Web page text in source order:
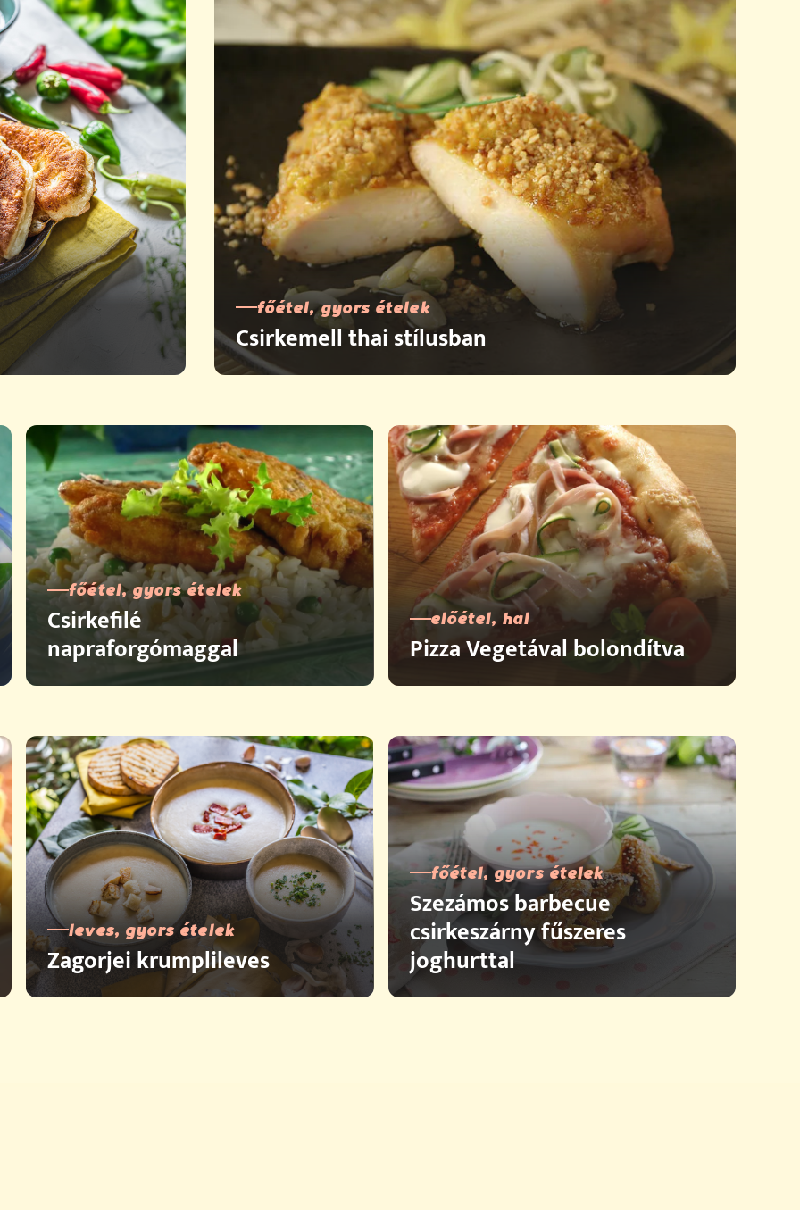
főétel, gyors ételek
Csirkemell thai stílusban
főétel, gyors ételek
Csirkefilé
napraforgómaggal
előétel, hal
Pizza Vegetával bolondítva
leves, gyors ételek
Zagorjei krumplileves
főétel, gyors ételek
Szezámos barbecue
csirkeszárny fűszeres
joghurttal